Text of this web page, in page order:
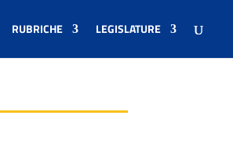
RUBRICHE LEGISLATURE